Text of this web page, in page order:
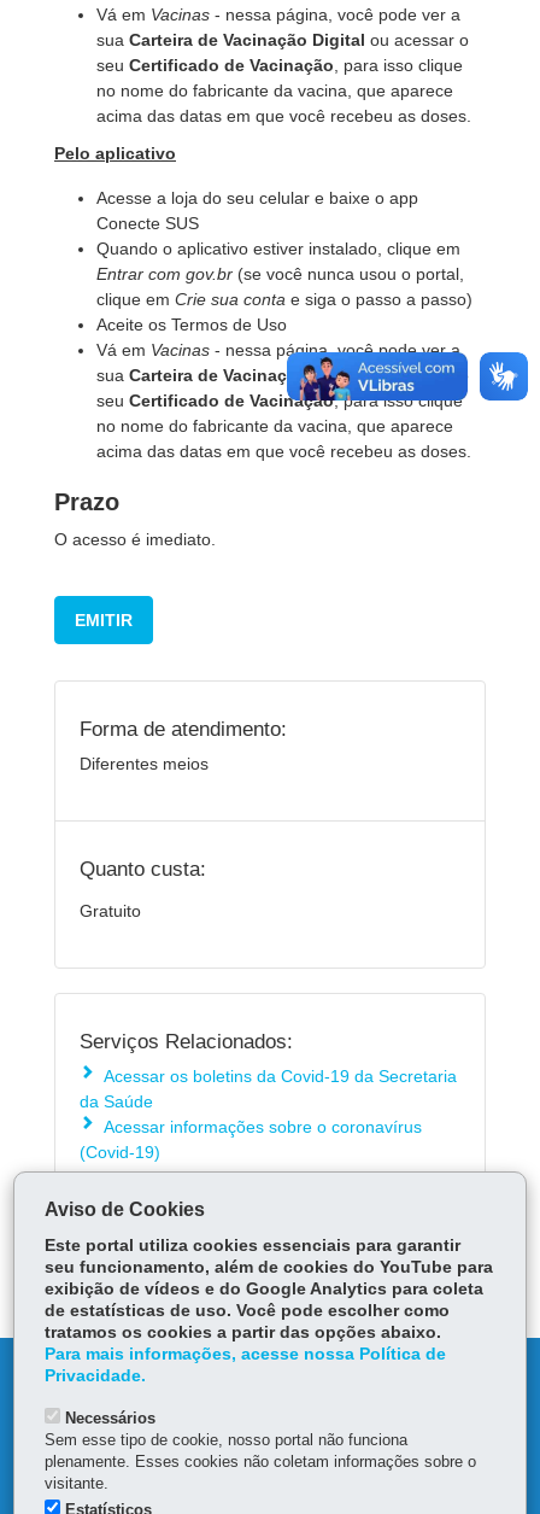
Vá em Vacinas - nessa página, você pode ver a
sua Carteira de Vacinação Digital ou acessar o
seu Certificado de Vacinação , para isso clique
no nome do fabricante da vacina, que aparece
acima das datas em que você recebeu as doses.
Pelo aplicativo
Acesse a loja do seu celular e baixe o app
Conecte SUS
Quando o aplicativo estiver instalado, clique em
Entrar com gov.br (se você nunca usou o portal,
clique em Crie sua conta e siga o passo a passo)
Aceite os Termos de Uso
Vá em Vacinas - nessa página, você pode ver a
sua Carteira de Vacinação Digitalou acessar o
seu Certificado de Vacinação, para isso clique
no nome do fabricante da vacina, que aparece
acima das datas em que você recebeu as doses.
Prazo
O acesso é imediato.
EMITIR
Forma de atendimento:
Diferentes meios
Quanto custa:
Gratuito
Serviços Relacionados:
Acessar os boletins da Covid-19 da Secretaria
da Saúde
Acessar informações sobre o coronavírus
(Covid-19)
DEIXE SUA OPINIÃO
MAPA DO SITE
DENUNCIE CORRUPÇÃO
OUVIDORIA
Aviso de Cookies
Este portal utiliza cookies essenciais para garantir
seu funcionamento, além de cookies do YouTube para
exibição de vídeos e do Google Analytics para coleta
de estatísticas de uso. Você pode escolher como
tratamos os cookies a partir das opções abaixo.
Para mais informações, acesse nossa Política de
Privacidade.
Necessários
Sem esse tipo de cookie, nosso portal não funciona
plenamente. Esses cookies não coletam informações sobre o
visitante.
Estatísticos